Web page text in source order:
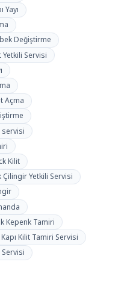
Değiştirme
Servisi
Açma
servisi
Kilit
Yetkili Servisi
Kepenk Tamiri
Kilit Tamiri Servisi